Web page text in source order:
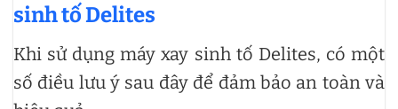
sinh tố Delites
Khi sử dụng máy xay sinh tố Delites, có một
số điều lưu ý sau đây để đảm bảo an toàn và